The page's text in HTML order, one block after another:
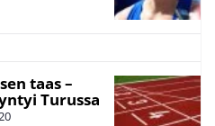
taas –
Turussa